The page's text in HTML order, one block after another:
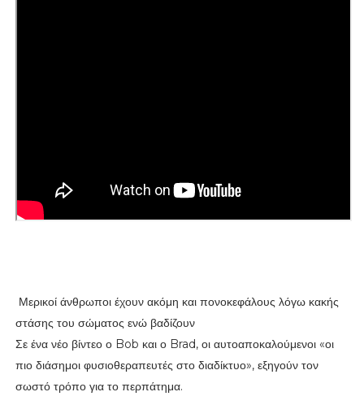
Μερικοί άνθρωποι έχουν ακόμη και πονοκεφάλους λόγω κακής
στάσης του σώματος ενώ βαδίζουν
Σε ένα νέο βίντεο ο Bob και ο Brad, οι αυτοαποκαλούμενοι «οι
πιο διάσημοι φυσιοθεραπευτές στο διαδίκτυο», εξηγούν τον
σωστό τρόπο για το περπάτημα.